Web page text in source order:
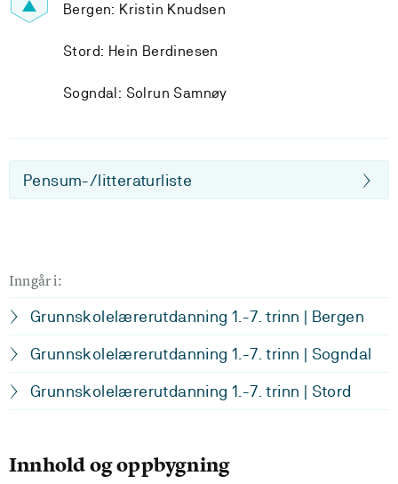
Bergen: Kristin Knudsen
Stord: Hein Berdinesen
Sogndal: Solrun Samnøy
Pensum-/litteraturliste
Inngår i:
Grunnskolelærerutdanning 1.-7. trinn | Bergen
Grunnskolelærerutdanning 1.-7. trinn | Sogndal
Grunnskolelærerutdanning 1.-7. trinn | Stord
Innhold og oppbygning